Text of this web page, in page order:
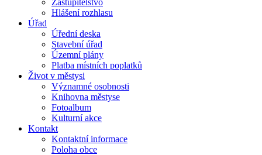
Zastupitelstvo
Hlášení rozhlasu
Úřad
Úřední deska
Stavební úřad
Územní plány
Platba místních poplatků
Život v městysi
Významné osobnosti
Knihovna městyse
Fotoalbum
Kulturní akce
Kontakt
Kontaktní informace
Poloha obce